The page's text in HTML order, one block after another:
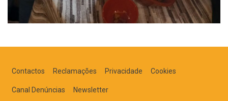
Contactos Reclamações Privacidade Cookies
Canal Denúncias Newsletter